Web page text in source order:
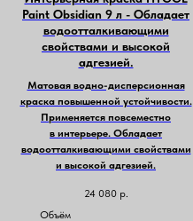
Paint Obsidian 9 л - Обладает
водоотталкивающими
свойствами и высокой
адгезией.
Матовая водно-дисперсионная
краска повышенной устойчивости.
Применяется повсеместно
в интерьере. Обладает
водоотталкивающими свойствами
и высокой адгезией.
24 080 р.
Объём